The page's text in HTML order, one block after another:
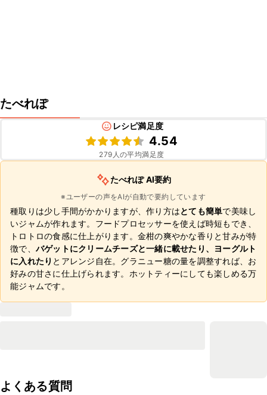
たべれぽ
レシピ満足度
4.54
279 人の平均満足度
たべれぽ AI要約
※ユーザーの声をAIが自動で要約しています
種取りは少し手間がかかりますが、作り方はとても簡単で美味し
いジャムが作れます。フードプロセッサーを使えば時短もでき、
トロトロの食感に仕上がります。金柑の爽やかな香りと甘みが特
徴で、 バゲットにクリームチーズと一緒に載せたり、ヨーグルト
に入れたり とアレンジ自在。グラニュー糖の量を調整すれば、お
好みの甘さに仕上げられます。ホットティーにしても楽しめる万
能ジャムです。
よくある質問